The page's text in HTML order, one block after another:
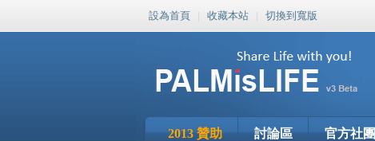
設為首頁 | 收藏本站 | 切換到寬版
2013 贊助 討論區 官方社團